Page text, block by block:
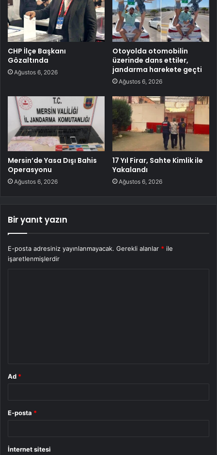
CHP İlçe Başkanı
Gözaltında
Ağustos 6, 2026
Otoyolda otomobilin
üzerinde dans ettiler,
jandarma harekete geçti
Ağustos 6, 2026
Mersin’de Yasa Dışı Bahis
Operasyonu
Ağustos 6, 2026
17 Yıl Firar, Sahte Kimlik ile
Yakalandı
Ağustos 6, 2026
Bir yanıt yazın
E-posta adresiniz yayınlanmayacak. Gerekli alanlar * ile
işaretlenmişlerdir
Ad *
E-posta *
İnternet sitesi